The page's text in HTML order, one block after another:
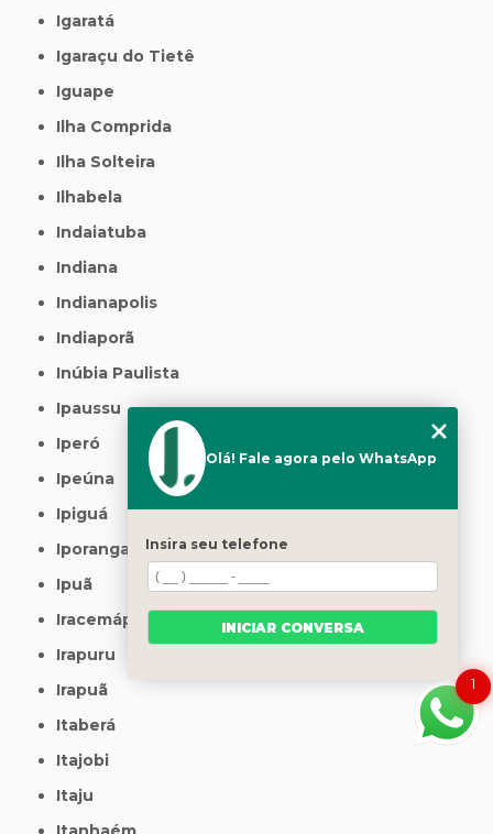
Igaratá
Igaraçu do Tietê
Iguape
Ilha Comprida
Ilha Solteira
Ilhabela
Indaiatuba
Indiana
Indianapolis
Indiaporã
Inúbia Paulista
Ipaussu
Iperó
Ipeúna
Ipiguá
Iporanga
Ipuã
Iracemápolis
Irapuru
Irapuã
Itaberá
Itajobi
Itaju
1
Olá! Fale agora pelo WhatsApp
Insira seu telefone
INICIAR CONVERSA